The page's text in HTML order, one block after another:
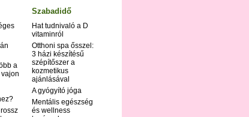
a
Szabadidő
Hat tudnivaló a D
vitaminról
Otthoni spa ősszel:
3 házi készítésű
szépítőszer a
kozmetikus
ajánlásával
A gyógyító jóga
Mentális egészség
és wellness